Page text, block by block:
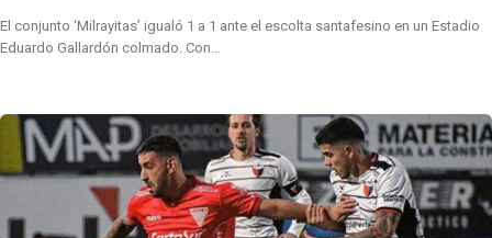
El conjunto ‘Milrayitas’ igualó 1 a 1 ante el escolta santafesino en un Estadio
Eduardo Gallardón colmado. Con…